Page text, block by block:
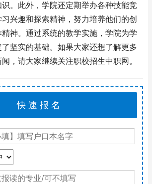
。此外，学院还定期举办各种技能竞
兴趣和探索精神，努力培养他们的创
神。通过系统的教学实施，学院为学
坚实的基础。如果大家还想了解更多
，请大家继续关注职校招生中职网。